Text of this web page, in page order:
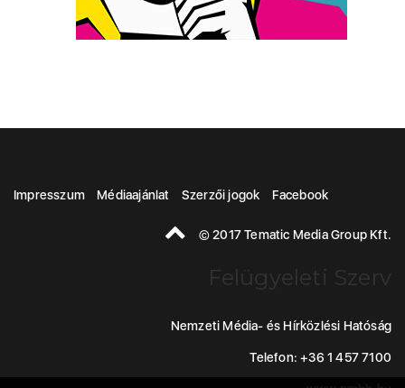
Impresszum Médiaajánlat Szerzői jogok Facebook
© 2017 Tematic Media Group Kft.
Felügyeleti Szerv
Nemzeti Média- és Hírközlési Hatóság
Telefon: +36 1 457 7100